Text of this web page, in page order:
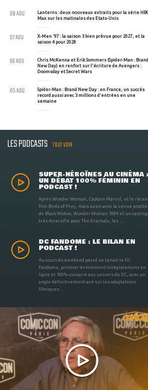
Lanterns : deux nouveaux extraits pour la série
Max sur les matinales des Etats-Unis
08 AOU
X-Men '97 : la saison 3 bien prévue pour 2027, et la
saison 4 pour 2028
07 AOU
Chris McKenna et Erik Sommers (Spider-Man : Brand
New Day) en renfort sur l'écriture de Avengers :
Doomsday et Secret Wars
06 AOU
Spider-Man : Brand New Day : en France, un succès
record aussi avec 3 millions d'entrées en une
semaine
05 AOU
LES PODCASTS TOUT VOIR
SUPER-HÉROÏNES AU CINÉMA :
UN DÉBAT 100% FÉMININ EN
PODCAST !
Après Wonder Woman, Captain Marvel, et le
film Birds of Prey, mais aussi avec la venue proche
de Black Widow, Wonder Woman 1984 et un casting
très diversifié pour The Eternals, les ...
DC FANDOME : LE BILAN EN
PODCAST !
Au cours du weekend passé se tenait le DC
Fandome, premier évènement intégralement en
ligne et 100% consacré aux univers de DC, avec un
angle définitivement axé sur les adaptations
filmiques ...